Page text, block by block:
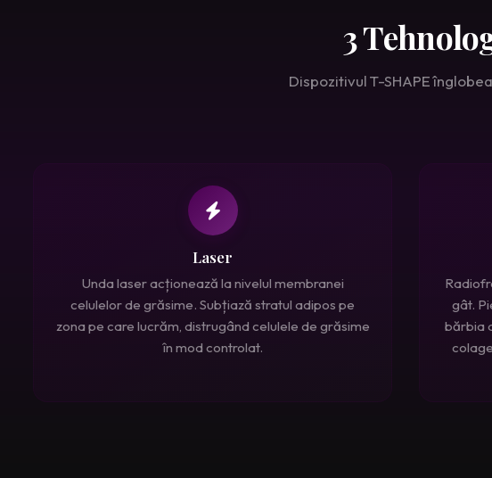
3
Dispozitivul T-SHAPE
Laser
Unda laser acționează la nivelul membranei
celulelor de grăsime. Subțiază stratul adipos pe
zona pe care lucrăm, distrugând celulele de grăsime
în mod controlat.
gât.
bărbia